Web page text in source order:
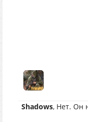
Shadows, Нет. Он